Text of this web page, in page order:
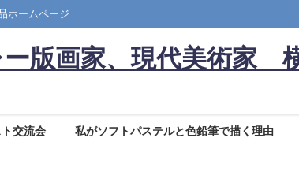
ホームページ
版画家、現代美術家
交流会 私がソフトパステルと色鉛筆で描く理由